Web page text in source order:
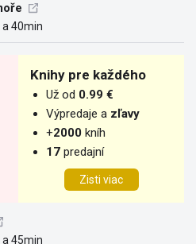
a 40min
Knihy pre každého
Už od 0.99 €
Výpredaje a zľavy
+2000 kníh
17 predajní
Zisti viac
a 45min